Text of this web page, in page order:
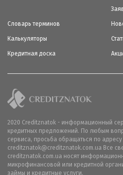
Словарь терминов
Калькуляторы
Кредитная доска
2020 Creditznatok - информационный
кредитных предложений. По любым
сервиса, просьба обращаться по адресу
creditznatok@creditznatok.com.ua Все
creditznatok.com.ua носят
микрофинансовой или кредитной
займы и кредитные услуги.